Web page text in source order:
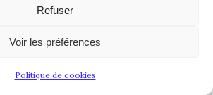
Refuser
Voir les préférences
Politique de cookies